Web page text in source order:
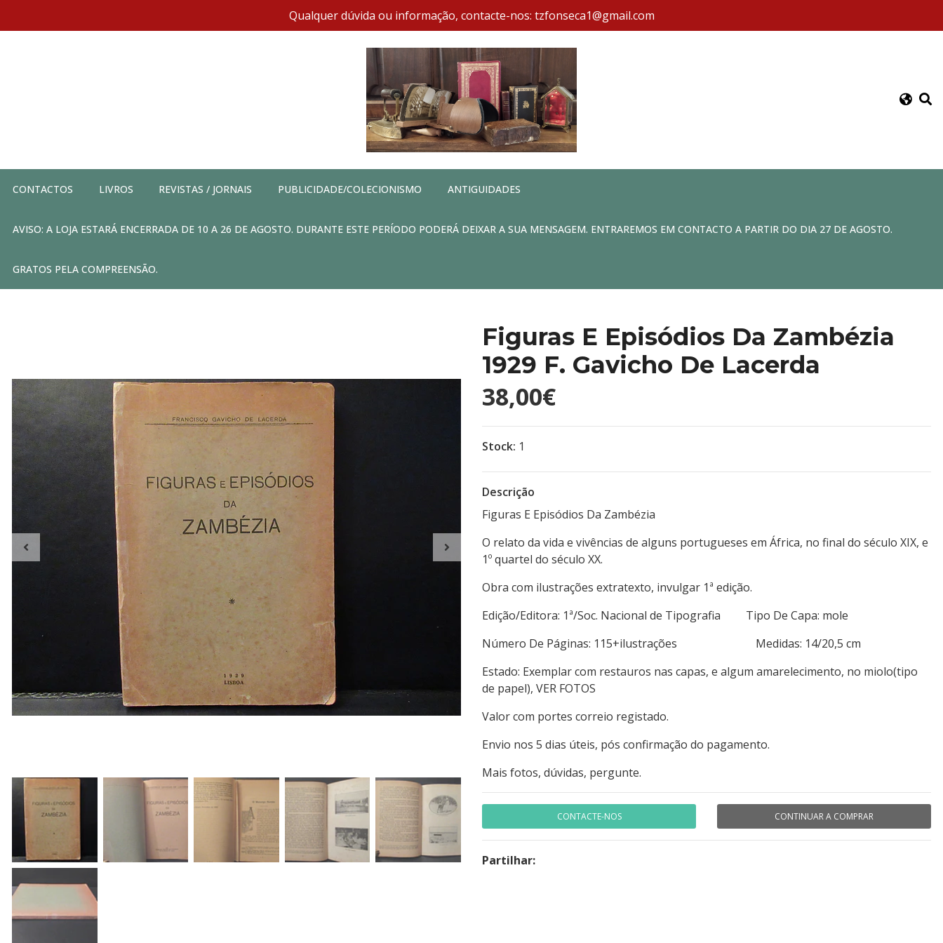
Qualquer dúvida ou informação, contacte-nos: tzfonseca1@gmail.com
CONTACTOS LIVROS REVISTAS / JORNAIS PUBLICIDADE/COLECIONISMO ANTIGUIDADES
AVISO: A LOJA ESTARÁ ENCERRADA DE 10 A 26 DE AGOSTO. DURANTE ESTE PERÍODO PODERÁ DEIXAR A SUA MENSAGEM. ENTRAREMOS EM CONTACTO A PARTIR DO DIA 27 DE AGOSTO.
GRATOS PELA COMPREENSÃO.
Figuras E Episódios Da Zambézia
1929 F. Gavicho De Lacerda
38,00€
Stock: 1
Descrição
Figuras E Episódios Da Zambézia
O relato da vida e vivências de alguns portugueses em África, no final do século XIX, e
1º quartel do século XX.
Obra com ilustrações extratexto, invulgar 1ª edição.
Edição/Editora: 1ª/Soc. Nacional de Tipografia Tipo De Capa: mole
Número De Páginas: 115+ilustrações Medidas: 14/20,5 cm
Estado: Exemplar com restauros nas capas, e algum amarelecimento, no miolo(tipo
de papel), VER FOTOS
Valor com portes correio registado.
Envio nos 5 dias úteis, pós confirmação do pagamento.
Mais fotos, dúvidas, pergunte.
CONTACTE-NOS CONTINUAR A COMPRAR
Partilhar: